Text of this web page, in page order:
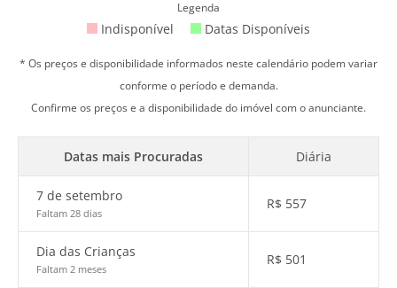
Legenda
Indisponível Datas Disponíveis
* Os preços e disponibilidade informados neste calendário podem variar
conforme o período e demanda.
Confirme os preços e a disponibilidade do imóvel com o anunciante.
Datas mais Procuradas Diária
7 de setembro
Faltam 28 dias
R$ 557
Dia das Crianças
Faltam 2 meses
R$ 501